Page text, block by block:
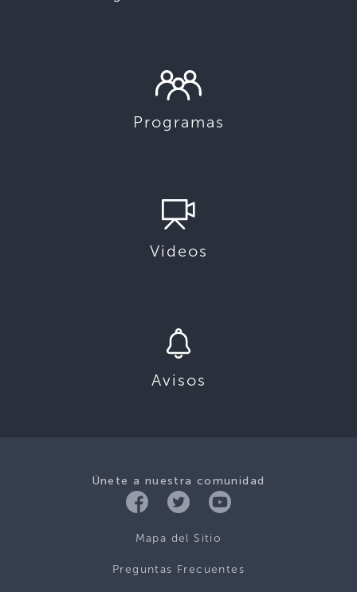
Programas
Videos
Avisos
Únete a nuestra comunidad
Mapa del Sitio
Preguntas Frecuentes